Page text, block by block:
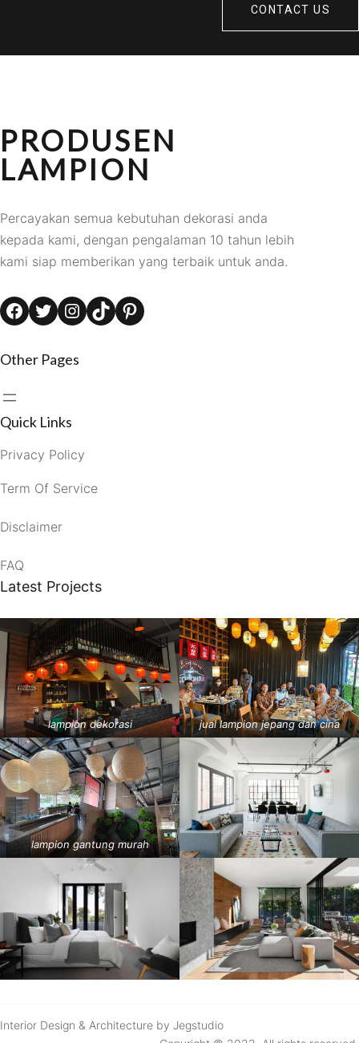
CONTACT US
PRODUSEN
LAMPION
Percayakan semua kebutuhan dekorasi anda
kepada kami, dengan pengalaman 10 tahun lebih
kami siap memberikan yang terbaik untuk anda.
Facebook Twitter Instagram TikTok Pinterest
Other Pages
Quick Links
Privacy Policy
Term Of Service
Disclaimer
FAQ
Latest Projects
lampion dekorasi jual lampion jepang dan cina
lampion gantung murah
Interior Design & Architecture by Jegstudio